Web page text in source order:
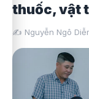
thuốc, vật
✍️ Nguyễn Ngô